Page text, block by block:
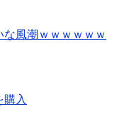
風潮ｗｗｗｗｗｗ
購入